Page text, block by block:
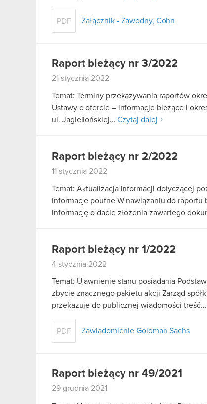
PDF Załącznik - Zawodny, Cohn
Raport bieżący nr 3/2022
21 stycznia 2022
Temat: Terminy przekazywania raportów
Ustawy o ofercie – informacje bieżące i
ul. Jagiellońskiej… Czytaj dalej
Raport bieżący nr 2/2022
11 stycznia 2022
Temat: Aktualizacja informacji dotyczącej
Informacje poufne W nawiązaniu do raportu
informację o dacie złożenia zawartego
Raport bieżący nr 1/2022
4 stycznia 2022
Temat: Ujawnienie stanu posiadania
zbycie znacznego pakietu akcji Zarząd
przekazuje do publicznej wiadomości treść…
PDF Zawiadomienie Goldman Sachs
Raport bieżący nr 49/2021
29 grudnia 2021